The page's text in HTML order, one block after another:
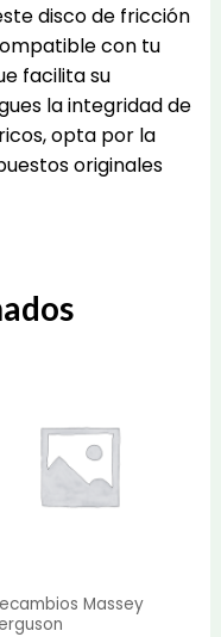
disco de fricción
con tu
facilita su
la integridad de
opta por la
originales
Massey